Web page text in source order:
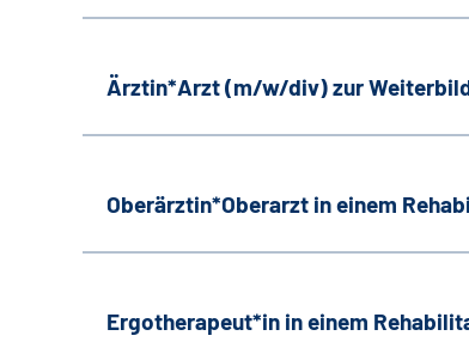
Ärztin*Arzt (m/w/div) zur
Oberärztin*Oberarzt in einem
Ergotherapeut*in in einem